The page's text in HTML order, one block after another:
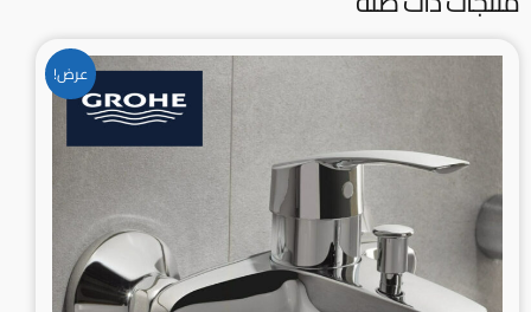
عرض! السعر
الأصلي
هو:
36.900BD.
السعر
الحالي
هو:
32.000BD.